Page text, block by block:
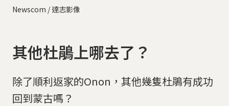
Newscom / 達志影像
其他杜鵑上哪去了？
除了順利返家的Onon，其他幾隻杜鵑有成功
回到蒙古嗎？